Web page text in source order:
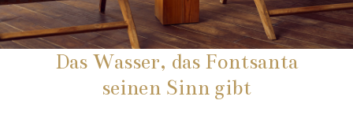
Das Wasser, das Fontsanta
seinen Sinn gibt